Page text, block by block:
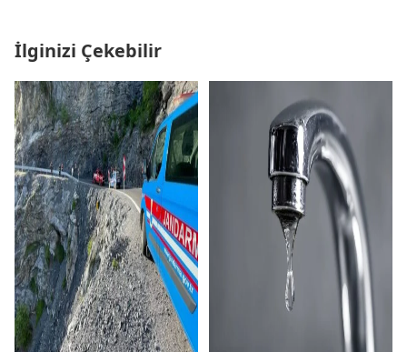
İlginizi Çekebilir